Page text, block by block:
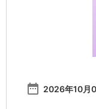
date_range 2026年10月